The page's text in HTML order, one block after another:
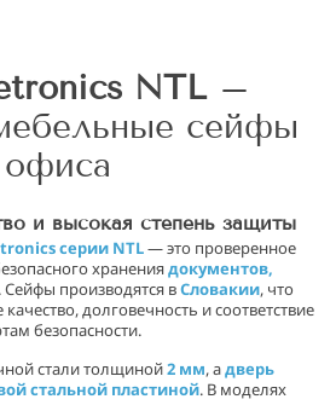
NTL–
сейфы
и высокая степень защиты
серии NTL— это проверенное
хранениядокументов,
. Сейфы производятся вСловакии, что
долговечность и соответствие
безопасности.
стали толщиной2 мм, адверь
стальной пластиной. В моделях